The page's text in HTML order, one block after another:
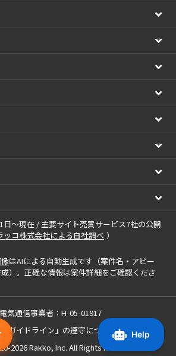
～現在 / 主要サイト売買サービス7社の公開
ッコ株式会社による自社調べ ）
はAIによる自動生成です（案件名・アピー
）。正確な情報は案件詳細をご確認くださ
気通信事業者：H-05-01917
ガイドライン」の遵守について
2026Rakko, Inc. All Rights Reserved.